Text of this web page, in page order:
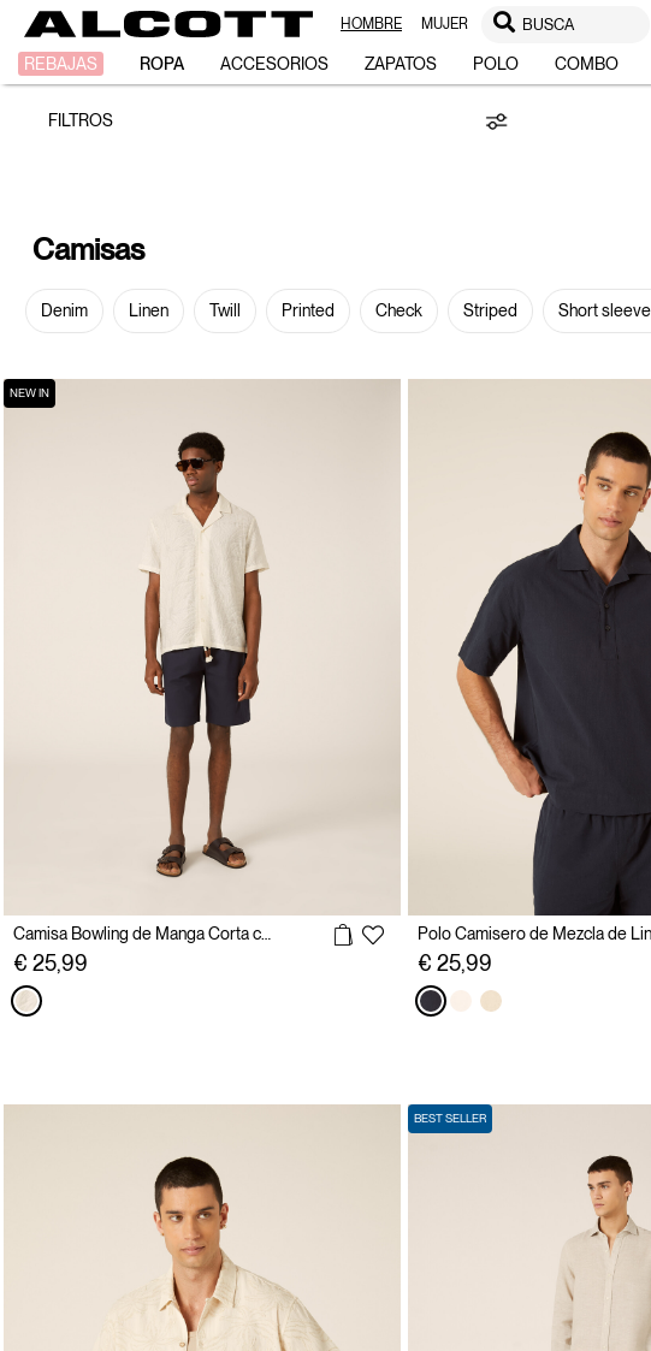
HOMBRE MUJER BUSCA
REBAJAS ROPA ACCESORIOS ZAPATOS POLO COMBO
Camisas
FILTROS
Camisas
Denim Linen Twill Printed Check Striped Short
NEW IN
€ 25,99
Polo Camisero de Mezcla de
€ 25,99
BEST SELLER